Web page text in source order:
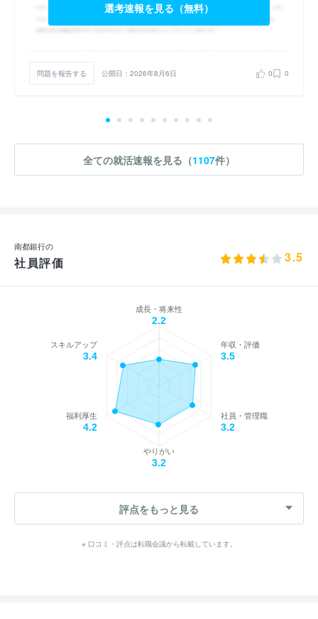
選考速報を見る（無料）
問題を報告する 公開日：2026年8月6日 0 0
全ての就活速報を見る（1107件）
南都銀行の
社員評価 3.5
成長・将来性
2.2
年収・評価
3.5
社員・管理職
3.2
やりがい
3.2
福利厚生
4.2
スキルアップ
3.4
評点をもっと見る
※ 口コミ・評点は転職会議から転載しています。